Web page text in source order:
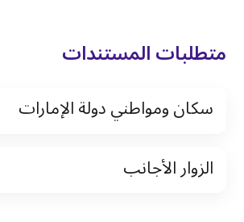
متطلبات المستندات
سكان ومواطني دولة الإمارات
نسخة من تأشيرة الاقامة
الزوار الأجانب